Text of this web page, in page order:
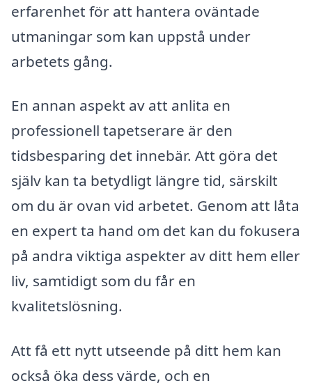
erfarenhet för att hantera oväntade
utmaningar som kan uppstå under
arbetets gång.
En annan aspekt av att anlita en
professionell tapetserare är den
tidsbesparing det innebär. Att göra det
själv kan ta betydligt längre tid, särskilt
om du är ovan vid arbetet. Genom att låta
en expert ta hand om det kan du fokusera
på andra viktiga aspekter av ditt hem eller
liv, samtidigt som du får en
kvalitetslösning.
Att få ett nytt utseende på ditt hem kan
också öka dess värde, och en